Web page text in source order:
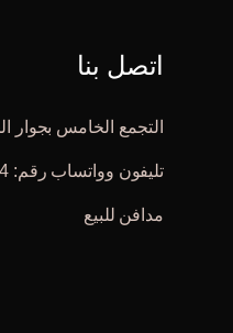
اتصل بنا
التجمع الخامس بجوار
تليفون وواتساب رقم: 01111021444
مدافن للبيع